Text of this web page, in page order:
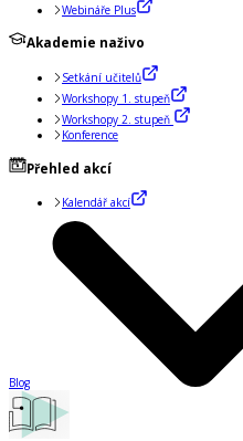
Webináře Plus
Akademie naživo
Setkání učitelů
Workshopy 1. stupeň
Workshopy 2. stupeň
Konference
Přehled akcí
Kalendář akcí
Blog